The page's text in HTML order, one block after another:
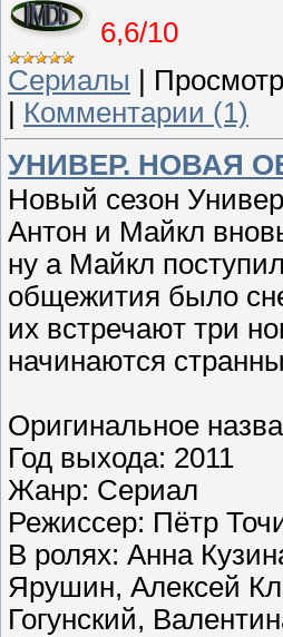
6,6/10
Сериалы |
| Комментарии (1)
УНИВЕР. НОВАЯ
Новый сезон
Антон и Майкл
ну а Майкл
общежития было
их встречают три
начинаются
Оригинальное
Год выхода: 2011
Жанр: Сериал
Режиссер: Пётр
В ролях: Анна
Ярушин, Алексей
Гогунский,